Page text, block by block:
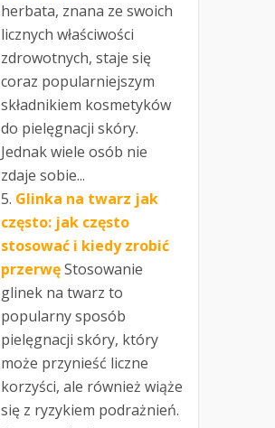
herbata, znana ze swoich
licznych właściwości
zdrowotnych, staje się
coraz popularniejszym
składnikiem kosmetyków
do pielęgnacji skóry.
Jednak wiele osób nie
zdaje sobie...
Glinka na twarz jak
często: jak często
stosować i kiedy zrobić
przerwęStosowanie
glinek na twarz to
popularny sposób
pielęgnacji skóry, który
może przynieść liczne
korzyści, ale również wiąże
się z ryzykiem podrażnień.